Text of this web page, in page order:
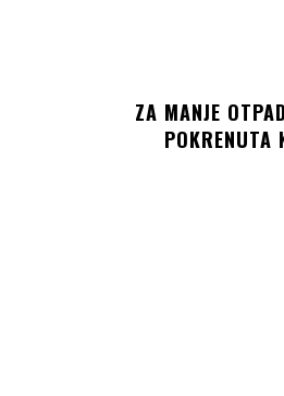
ZA MANJE
POKRENUTA